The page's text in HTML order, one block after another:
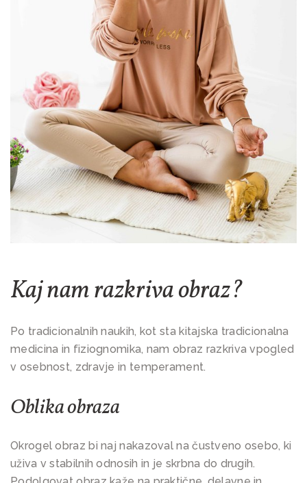
Kaj nam razkriva obraz?
Po tradicionalnih naukih, kot sta kitajska tradicionalna
medicina in fiziognomika, nam obraz razkriva vpogled
v osebnost, zdravje in temperament.
Oblika obraza
Okrogel obraz bi naj nakazoval na čustveno osebo, ki
uživa v stabilnih odnosih in je skrbna do drugih.